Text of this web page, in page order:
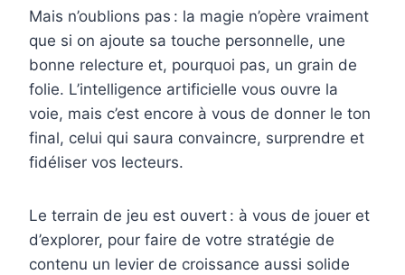
Mais n’oublions pas : la magie n’opère vraiment
que si on ajoute sa touche personnelle, une
bonne relecture et, pourquoi pas, un grain de
folie. L’intelligence artificielle vous ouvre la
voie, mais c’est encore à vous de donner le ton
final, celui qui saura convaincre, surprendre et
fidéliser vos lecteurs.
Le terrain de jeu est ouvert : à vous de jouer et
d’explorer, pour faire de votre stratégie de
contenu un levier de croissance aussi solide